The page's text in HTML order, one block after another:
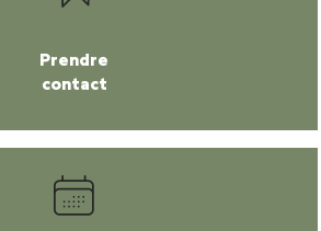
Prendre
contact